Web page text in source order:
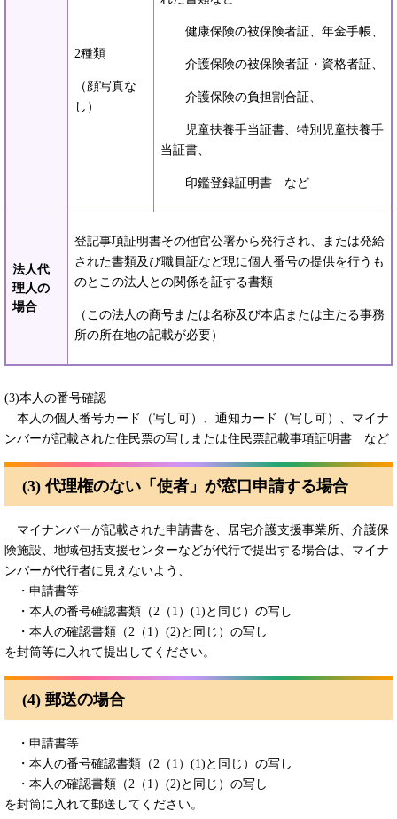
2種類
（顔写真な
し）
健康保険の被保険者証、年金手帳、
介護保険の被保険者証・資格者証、
介護保険の負担割合証、
児童扶養手当証書、特別児童扶養手
当証書、
印鑑登録証明書 など
法人代
理人の
場合
登記事項証明書その他官公署から発行され、または発給
された書類及び職員証など現に個人番号の提供を行うも
のとこの法人との関係を証する書類
（この法人の商号または名称及び本店または主たる事務
所の所在地の記載が必要）
(3)本人の番号確認
本人の個人番号カード（写し可）、通知カード（写し可）、マイナ
ンバーが記載された住民票の写しまたは住民票記載事項証明書 など
(3) 代理権のない「使者」が窓口申請する場合
マイナンバーが記載された申請書を、居宅介護支援事業所、介護保
険施設、地域包括支援センターなどが代行で提出する場合は、マイナ
ンバーが代行者に見えないよう、
・申請書等
・本人の番号確認書類（2（1）(1)と同じ）の写し
・本人の確認書類（2（1）(2)と同じ）の写し
を封筒等に入れて提出してください。
(4) 郵送の場合
・申請書等
・本人の番号確認書類（2（1）(1)と同じ）の写し
・本人の確認書類（2（1）(2)と同じ）の写し
を封筒に入れて郵送してください。